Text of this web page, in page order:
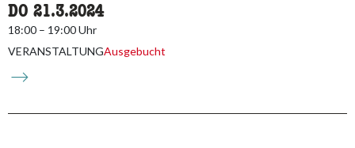
DO 21.3.2024
18:00 – 19:00 Uhr
VERANSTALTUNGAusgebucht